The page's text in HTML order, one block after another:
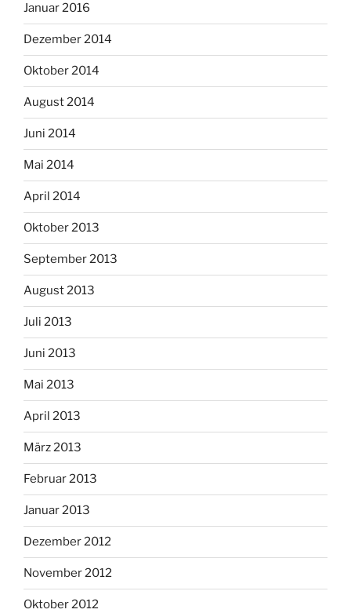
Januar 2016
Dezember 2014
Oktober 2014
August 2014
Juni 2014
Mai 2014
April 2014
Oktober 2013
September 2013
August 2013
Juli 2013
Juni 2013
Mai 2013
April 2013
März 2013
Februar 2013
Januar 2013
Dezember 2012
November 2012
Oktober 2012